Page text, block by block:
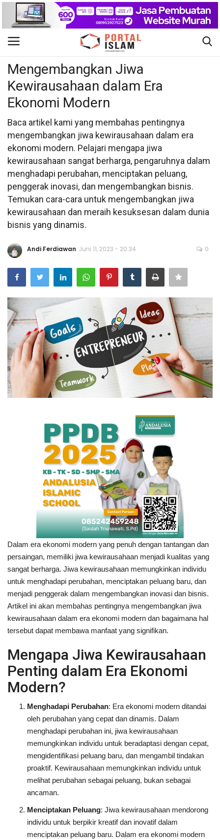
Gabung Daftar
Beranda
Berita Islam
Nasional
Khutbah Jumat
Pendidikan
Al-Qur'an Online
Lifestyle
Olahraga
Catatan Tarbiyah
Kesehatan
Mengembangkan Jiwa
Kewirausahaan dalam Era
Ekonomi Modern
Baca artikel kami yang membahas pentingnya
mengembangkan jiwa kewirausahaan dalam era
ekonomi modern. Pelajari mengapa jiwa
kewirausahaan sangat berharga, pengaruhnya dalam
menghadapi perubahan, menciptakan peluang,
penggerak inovasi, dan mengembangkan bisnis.
Temukan cara-cara untuk mengembangkan jiwa
kewirausahaan dan meraih kesuksesan dalam dunia
bisnis yang dinamis.
Andi Ferdiawan Juni 11, 2023 - 20:34 0
Dalam era ekonomi modern yang penuh dengan tantangan dan
persaingan, memiliki jiwa kewirausahaan menjadi kualitas yang
sangat berharga. Jiwa kewirausahaan memungkinkan individu
untuk menghadapi perubahan, menciptakan peluang baru, dan
menjadi penggerak dalam mengembangkan inovasi dan bisnis.
Artikel ini akan membahas pentingnya mengembangkan jiwa
kewirausahaan dalam era ekonomi modern dan bagaimana hal
tersebut dapat membawa manfaat yang signifikan.
Mengapa Jiwa Kewirausahaan
Penting dalam Era Ekonomi
Modern?
Menghadapi Perubahan: Era ekonomi modern ditandai
oleh perubahan yang cepat dan dinamis. Dalam
menghadapi perubahan ini, jiwa kewirausahaan
memungkinkan individu untuk beradaptasi dengan cepat,
mengidentifikasi peluang baru, dan mengambil tindakan
proaktif. Kewirausahaan memungkinkan individu untuk
melihat perubahan sebagai peluang, bukan sebagai
ancaman.
Menciptakan Peluang: Jiwa kewirausahaan mendorong
individu untuk berpikir kreatif dan inovatif dalam
menciptakan peluang baru. Dalam era ekonomi modern